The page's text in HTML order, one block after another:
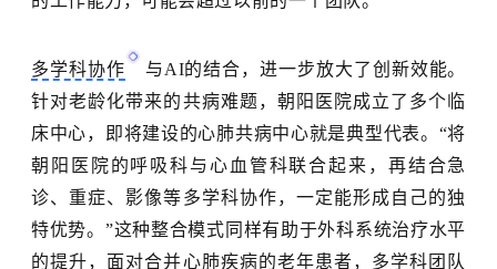
多学科协作 与AI的结合，进一步放大了创新效能。
针对老龄化带来的共病难题，朝阳医院成立了多个临
床中心，即将建设的心肺共病中心就是典型代表。“将
朝阳医院的呼吸科与心血管科联合起来，再结合急
诊、重症、影像等多学科协作，一定能形成自己的独
特优势。”这种整合模式同样有助于外科系统治疗水平
的提升，面对合并心肺疾病的老年患者，多学科团队